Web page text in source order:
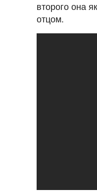
второго она
отцом.